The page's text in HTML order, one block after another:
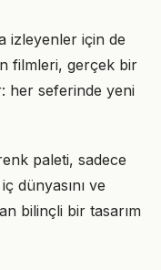
izleyenler için de
filmleri, gerçek bir
her seferinde yeni
paleti, sadece
dünyasını ve
bilinçli bir tasarım